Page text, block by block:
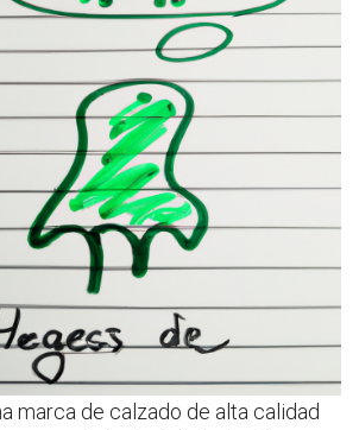
marca de calzado de alta calidad